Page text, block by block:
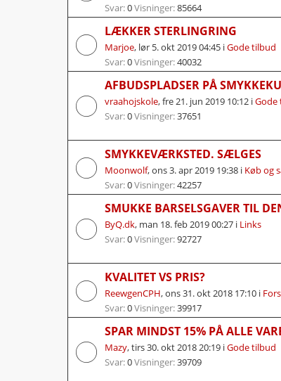
Svar:0Visninger:85664
LÆKKER STERLINGRING
Marjoe, lør 5. okt 2019 04:45 iGode tilbud
Svar:0Visninger:40032
AFBUDSPLADSER PÅ
vraahojskole,fre 21. jun 2019 10:12 iGode
Svar:0Visninger:37651
SMYKKEVÆRKSTED. SÆLGES
Moonwolf,ons 3. apr 2019 19:38 i Køb og
Svar:0Visninger:42257
SMUKKE BARSELSGAVER TIL
ByQ.dk, man 18. feb 2019 00:27 i Links
Svar:0Visninger:92727
KVALITET VS PRIS?
ReewgenCPH,ons 31. okt 2018 17:10 i
Svar:0Visninger:39917
SPAR MINDST 15% PÅ ALLE
Mazy,tirs 30. okt 2018 20:19 iGode tilbud
Svar:0Visninger:39709